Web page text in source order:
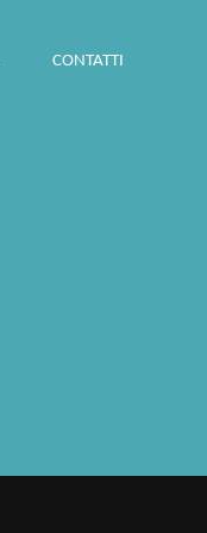
CONTATTI